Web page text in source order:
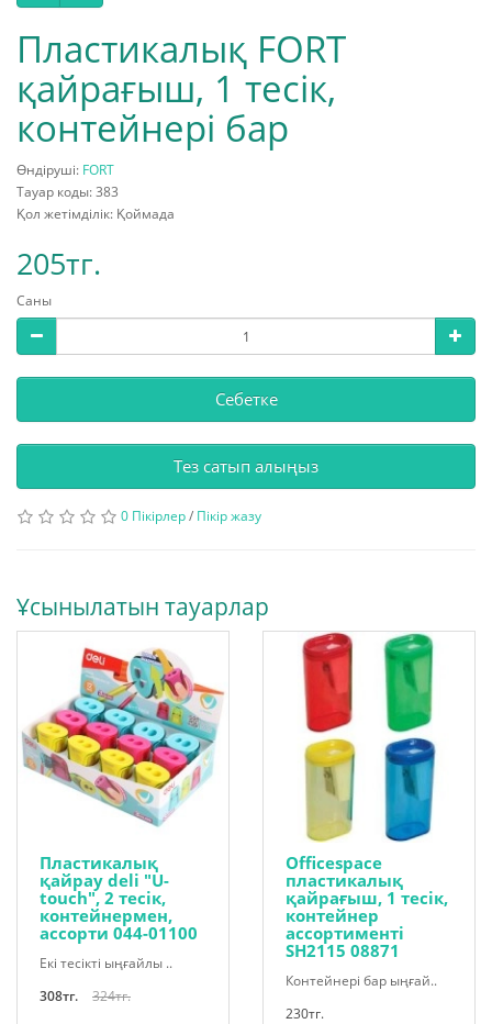
Пластикалық FORT
қайрағыш, 1 тесік,
контейнері бар
Өндіруші: FORT
Тауар коды: 383
Қол жетімділік: Қоймада
205тг.
Саны
Себетке
Тез сатып алыңыз
0 Пікірлер/ Пікір жазу
Ұсынылатын тауарлар
Пластикалық
қайрау deli "U-
touch", 2 тесік,
контейнермен,
ассорти 044-01100
Екі тесікті ыңғайлы ..
308тг.
324тг.
Officespace
пластикалық
қайрағыш, 1 тесік,
контейнер
ассортименті
SH2115 08871
Контейнері бар ыңғай..
230тг.